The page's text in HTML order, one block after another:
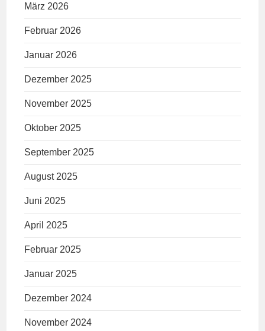
März 2026
Februar 2026
Januar 2026
Dezember 2025
November 2025
Oktober 2025
September 2025
August 2025
Juni 2025
April 2025
Februar 2025
Januar 2025
Dezember 2024
November 2024